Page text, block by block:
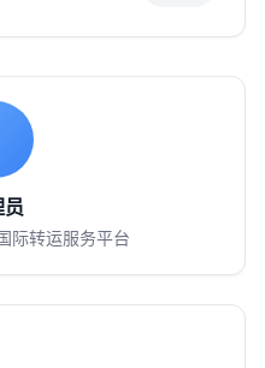
际转运服务平台